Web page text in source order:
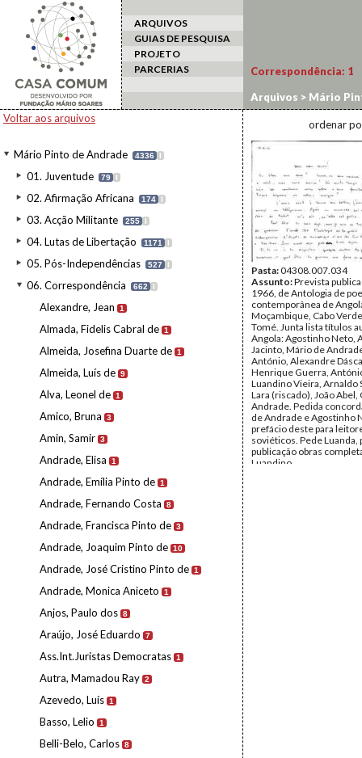
ARQUIVOS
GUIAS DE PESQUISA
PROJETO
PARCERIAS
Voltar aos arquivos
Mário Pinto de Andrade 4336 I
01. Juventude 79 I
02. Afirmação Africana 174 I
03. Acção Militante 255 I
04. Lutas de Libertação 1171 I
05. Pós-Independências 527 I
06. Correspondência 662 I
Alexandre, Jean 1
Almada, Fidelis Cabral de 1
Almeida, Josefina Duarte de 1
Almeida, Luís de 9
Alva, Leonel de 1
Amico, Bruna 3
Amin, Samir 3
Andrade, Elisa 1
Andrade, Emília Pinto de 1
Andrade, Fernando Costa 8
Andrade, Francisca Pinto de 3
Andrade, Joaquim Pinto de 10
Andrade, José Cristino Pinto de 1
Andrade, Monica Aniceto 1
Anjos, Paulo dos 8
Araújo, José Eduardo 7
Ass.Int.Juristas Democratas 1
Autra, Mamadou Ray 2
Azevedo, Luís 1
Basso, Lelio 1
Belli-Belo, Carlos 8
Correspondência: 1
Arquivos > Mário
ordenar
Pasta:04308.007.034
Assunto:Prevista
1966, de Antologia de
contemporânea de
Moçambique, Cabo
Tomé. Junta lista títulos
Angola: Agostinho Neto,
Jacinto, Mário de
António, Alexandre
Henrique Guerra,
Luandino Vieira, Arnaldo
Lara (riscado), João Abel,
Andrade. Pedida
de Andrade e Agostinho
prefácio deste para
soviéticos. Pede Luanda,
publicação obras
Luandino.